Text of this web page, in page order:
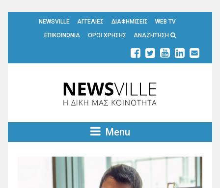
NEWSVILLE ΑΓΓΕΛΙΕΣ ΔΙΑΦΗΜΙΣΕΙΣ
WEB TV
ΕΠΙΚΟΙΝΩΝΙΑ
ΟΡΟΙ ΧΡΗΣΗΣ ΑΝΑΖΗΤΗΣΗ
Menu